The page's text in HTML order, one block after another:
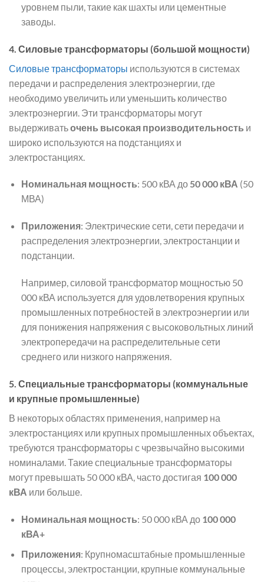
уровнем пыли, такие как шахты или цементные
заводы.
4. Силовые трансформаторы (большой мощности)
Силовые трансформаторы используются в системах
передачи и распределения электроэнергии, где
необходимо увеличить или уменьшить количество
электроэнергии. Эти трансформаторы могут
выдерживатьочень высокая производительность и
широко используются на подстанциях и
электростанциях.
Номинальная мощность: 500 кВА до 50 000 кВА (50
МВА)
Приложения: Электрические сети, сети передачи и
распределения электроэнергии, электростанции и
подстанции.
Например, силовой трансформатор мощностью 50
000 кВА используется для удовлетворения крупных
промышленных потребностей в электроэнергии или
для понижения напряжения с высоковольтных линий
электропередачи на распределительные сети
среднего или низкого напряжения.
5. Специальные трансформаторы (коммунальные
и крупные промышленные)
В некоторых областях применения, например на
электростанциях или крупных промышленных объектах,
требуются трансформаторы с чрезвычайно высокими
номиналами. Такие специальные трансформаторы
могут превышать 50 000 кВА, часто достигая 100 000
кВА или больше.
Номинальная мощность: 50 000 кВА до 100 000
кВА+
Приложения: Крупномасштабные промышленные
процессы, электростанции, крупные коммунальные